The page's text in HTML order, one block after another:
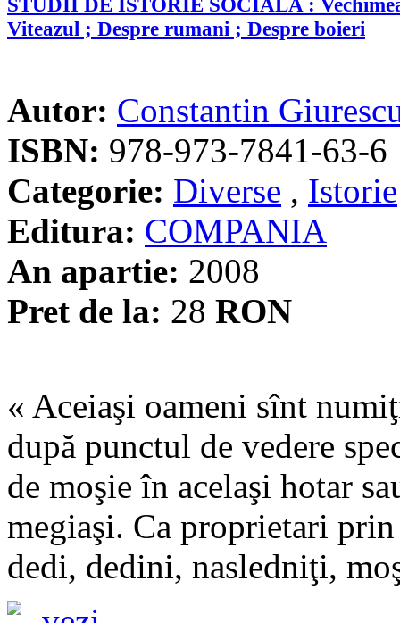
STUDII DE ISTORIE SOCIALA :
Viteazul ; Despre rumani ; Despre boieri
Autor: Constantin
ISBN: 978-973-7841-63-6
Categorie: Diverse , Istorie
Editura: COMPANIA
An apartie: 2008
Pret de la: 28 RON
« Aceiaşi oameni sînt
după punctul de vedere
de moşie în acelaşi hotar
megiaşi. Ca proprietari
dedi, dedini, nasledniţi,